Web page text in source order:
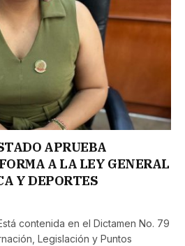
APRUEBA
A LA LEY GENERAL
Y DEPORTES
contenida en el Dictamen No. 79
Legislación y Puntos